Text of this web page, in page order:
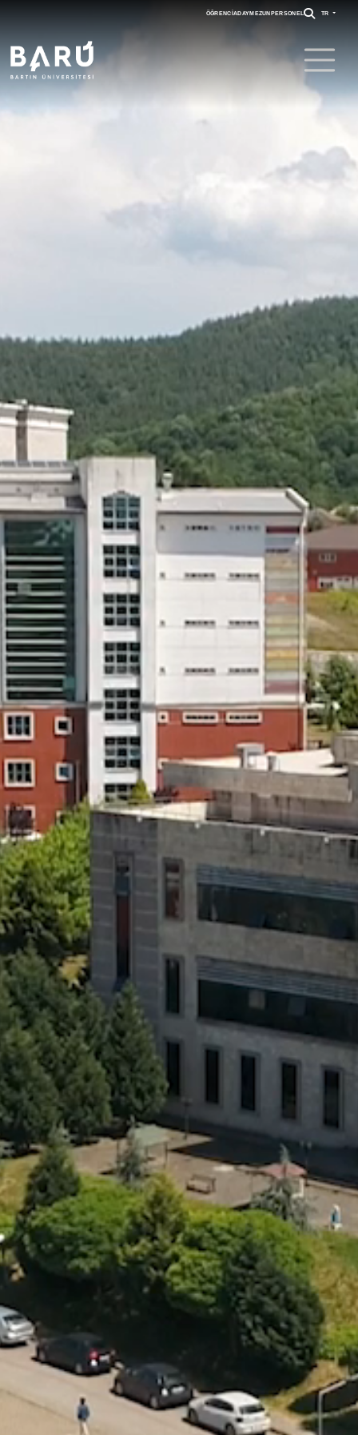
ÖĞRENCI ADAYMEZUN PERSONEL TR